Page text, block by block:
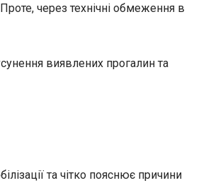
через технічні обмеження в
виявлених прогалин та
та чітко пояснює причини